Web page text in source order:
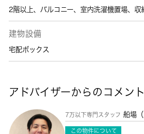
2階以上、 バルコニー、 室内洗濯機置場、 収
建物設備
宅配ボックス
アドバイザーからのコメント
7万以下専門スタッフ 船場（
この物件について